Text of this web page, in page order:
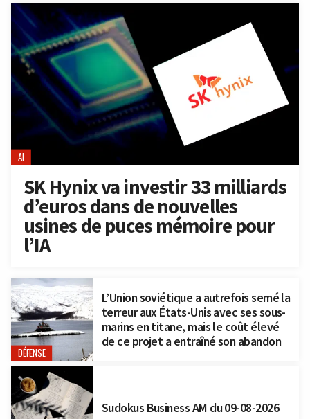
AI
SK Hynix va investir 33 milliards
d’euros dans de nouvelles
usines de puces mémoire pour
l’IA
DÉFENSE
L’Union soviétique a autrefois semé la
terreur aux États-Unis avec ses sous-
marins en titane, mais le coût élevé
de ce projet a entraîné son abandon
Sudokus Business AM du 09-08-2026